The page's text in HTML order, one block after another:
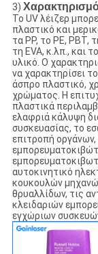
3)
Το UV λέιζερ
πλαστικό και
τα PP, το PE, PBT,
τη EVA, κ.λπ., και
υλικό. Ο
να χαρακτηρίσει
άσπρο πλαστικό,
χρώματος. Η
πλαστικά
ελαφριά κάλυψη
συσκευασίας, το
επιτροπή
αυτοκινητικό
κουκουλών
θρυαλλίδων, τις
κλειδαριών
εγχώριων